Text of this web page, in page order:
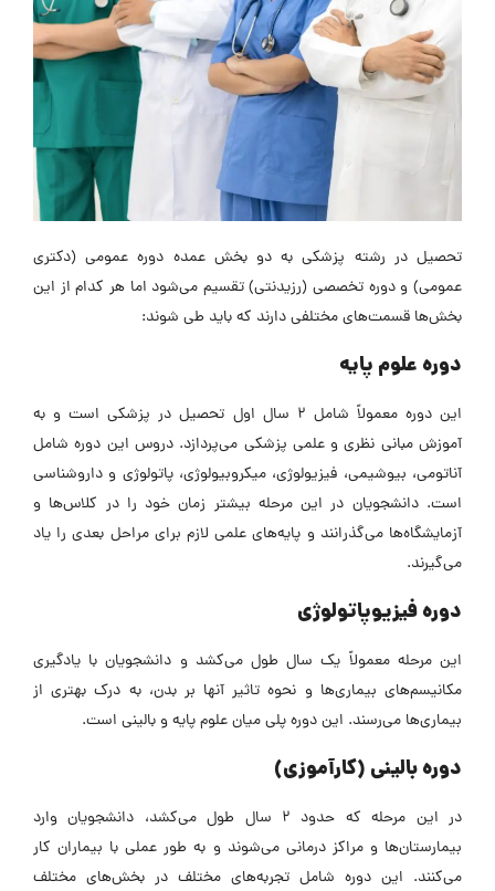
تحصیل در رشته پزشکی به دو بخش عمده دوره عمومی (دکتری
عمومی) و دوره تخصصی (رزیدنتی) تقسیم می‌شود اما هر کدام از این
بخش‌ها قسمت‌های مختلفی دارند که باید طی شوند:
دوره علوم پایه
این دوره معمولاً شامل 2 سال اول تحصیل در پزشکی است و به
آموزش مبانی نظری و علمی پزشکی می‌پردازد. دروس این دوره شامل
آناتومی، بیوشیمی، فیزیولوژی، میکروبیولوژی، پاتولوژی و داروشناسی
است.دانشجویان در این مرحله بیشتر زمان خود را در کلاس‌ها و
آزمایشگاه‌ها می‌گذرانند و پایه‌های علمی لازم برای مراحل بعدی را یاد
می‌گیرند.
دوره فیزیوپاتولوژی
این مرحله معمولاً یک سال طول می‌کشد و دانشجویان با یادگیری
مکانیسم‌های بیماری‌ها و نحوه تاثیر آنها بر بدن، به درک بهتری از
بیماری‌ها می‌رسند. این دوره پلی میان علوم پایه و بالینی است.
دوره بالینی (کارآموزی)
در این مرحله که حدود 2 سال طول می‌کشد، دانشجویان وارد
بیمارستان‌ها و مراکز درمانی می‌شوند و به طور عملی با بیماران کار
می‌کنند. این دوره شامل تجربه‌های مختلف در بخش‌های مختلف